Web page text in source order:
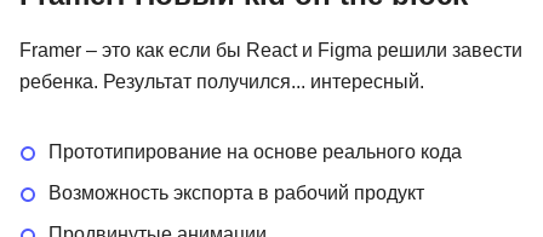
Framer – это как если бы React и Figma решили завести
ребенка. Результат получился... интересный.
Прототипирование на основе реального кода
Возможность экспорта в рабочий продукт